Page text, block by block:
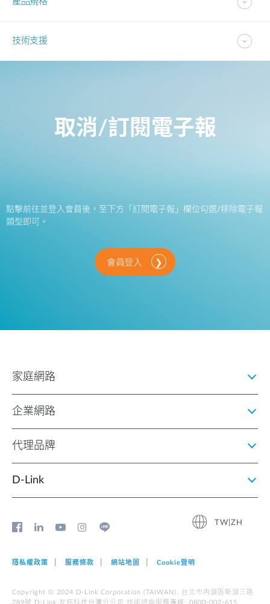
技術支援
取消/訂閱電子報
點擊前往並登入會員後，至下方「訂閱電子報」欄位勾選/移除電子報
類型即可。
會員登入
家庭網路
企業網路
代理品牌
D‑Link
TW|ZH
隱私權政策 服務條款 網站地圖 Cookie聲明
Copyright © 2024 D-Link Corporation (TAIWAN). 台北市內湖區新湖三路
289號 D-Link 友訊科技台灣分公司 技術諮詢服務專線: 0800-002-615